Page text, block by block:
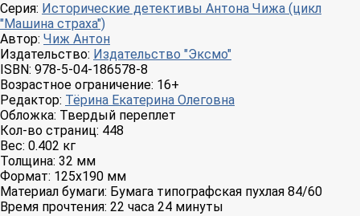
Серия: Исторические детективы Антона Чижа (цикл
"Машина страха")
Автор: Чиж Антон
Издательство: Издательство "Эксмо"
ISBN: 978-5-04-186578-8
Возрастное ограничение: 16+
Редактор: Тёрина Екатерина Олеговна
Обложка: Твердый переплет
Кол-во страниц: 448
Вес: 0.402 кг
Толщина: 32 мм
Формат: 125x190 мм
Материал бумаги: Бумага типографская пухлая 84/60
Время прочтения: 22 часа 24 минуты